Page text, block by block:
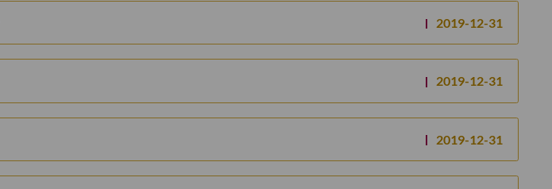
2019-12-31
2019-12-31
2019-12-31